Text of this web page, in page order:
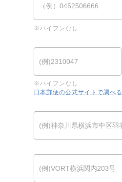
※ハイフンなし
※ハイフンなし
日本郵便の公式サイトで調べる